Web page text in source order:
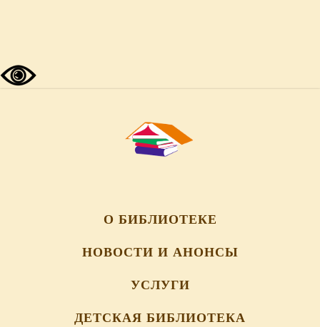
О БИБЛИОТЕКЕ
НОВОСТИ И АНОНСЫ
УСЛУГИ
ДЕТСКАЯ БИБЛИОТЕКА